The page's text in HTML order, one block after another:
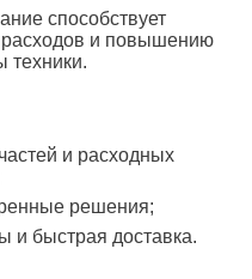
способствует
и повышению
техники.
и расходных
решения;
и быстрая доставка.